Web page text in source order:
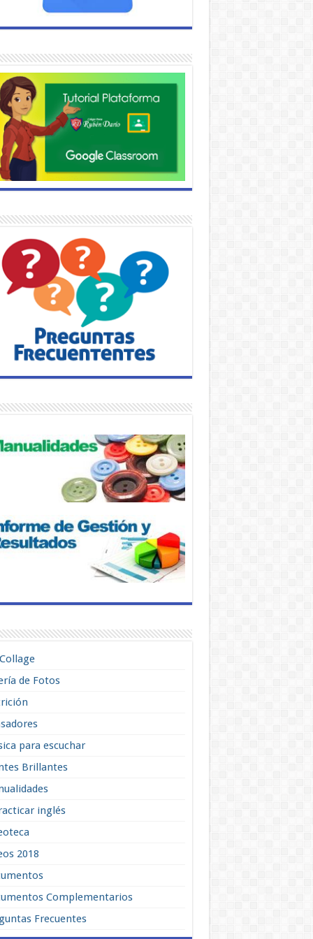
de Fotos
para escuchar
Brillantes
inglés
2018
Complementarios
Frecuentes